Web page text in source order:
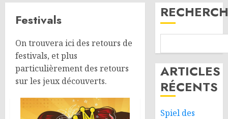
Festivals
On trouvera ici des retours de
festivals, et plus
particulièrement des retours
sur les jeux découverts.
ARTICLES
RÉCENTS
Spiel des